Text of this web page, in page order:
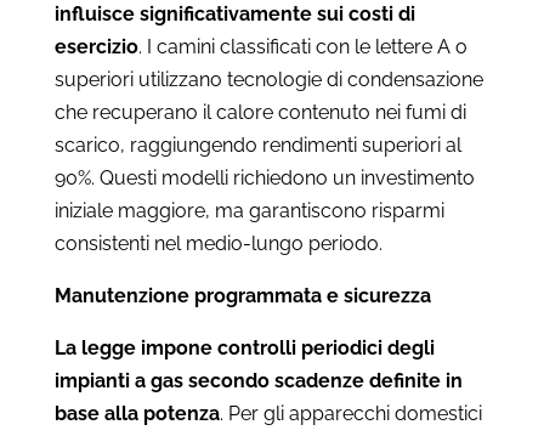
influisce significativamente sui costi di
esercizio. I camini classificati con le lettere A o
superiori utilizzano tecnologie di condensazione
che recuperano il calore contenuto nei fumi di
scarico, raggiungendo rendimenti superiori al
90%. Questi modelli richiedono un investimento
iniziale maggiore, ma garantiscono risparmi
consistenti nel medio-lungo periodo.
Manutenzione programmata e sicurezza
La legge impone controlli periodici degli
impianti a gas secondo scadenze definite in
base alla potenza. Per gli apparecchi domestici